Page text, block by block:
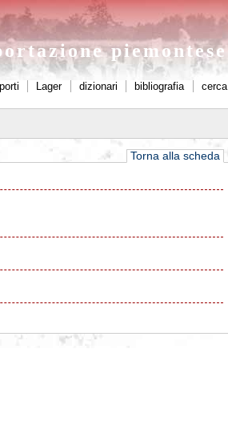
piemontese
Lager dizionari bibliografia cerca
Torna alla scheda